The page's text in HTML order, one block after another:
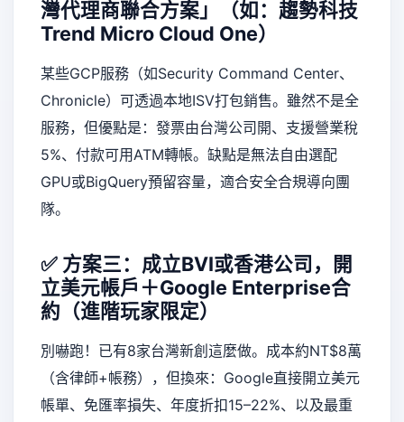
灣代理商聯合方案」（如：趨勢科技
Trend Micro Cloud One）
某些GCP服務（如Security Command Center、
Chronicle）可透過本地ISV打包銷售。雖然不是全
服務，但優點是：發票由台灣公司開、支援營業稅
5%、付款可用ATM轉帳。缺點是無法自由選配
GPU或BigQuery預留容量，適合安全合規導向團
隊。
✅ 方案三：成立BVI或香港公司，開
立美元帳戶＋Google Enterprise合
約（進階玩家限定）
別嚇跑！已有8家台灣新創這麼做。成本約NT$8萬
（含律師+帳務），但換來：Google直接開立美元
帳單、免匯率損失、年度折扣15–22%、以及最重